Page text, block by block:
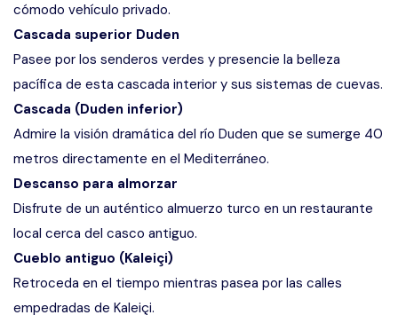
cómodo vehículo privado.
Cascada superior Duden
Pasee por los senderos verdes y presencie la belleza
pacífica de esta cascada interior y sus sistemas de cuevas.
Cascada (Duden inferior)
Admire la visión dramática del río Duden que se sumerge 40
metros directamente en el Mediterráneo.
Descanso para almorzar
Disfrute de un auténtico almuerzo turco en un restaurante
local cerca del casco antiguo.
Cueblo antiguo (Kaleiçi)
Retroceda en el tiempo mientras pasea por las calles
empedradas de Kaleiçi.